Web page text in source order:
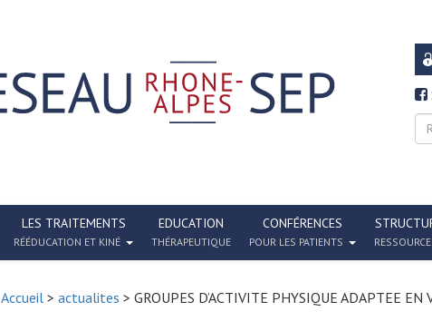
LES TRAITEMENTS
RÉÉDUCATION ET KINÉ
EDUCATION
THÉRAPEUTIQUE
CONFÉRENCES
POUR LES PATIENTS
Accueil > actualites > GROUPES D’ACTIVITE PHYSIQUE ADAPTEE EN